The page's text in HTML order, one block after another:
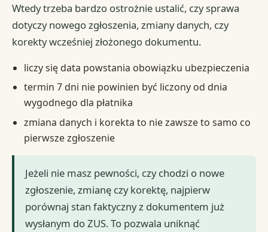
Wtedy trzeba bardzo ostrożnie ustalić, czy sprawa
dotyczy nowego zgłoszenia, zmiany danych, czy
korekty wcześniej złożonego dokumentu.
liczy się data powstania obowiązku ubezpieczenia
termin 7 dni nie powinien być liczony od dnia
wygodnego dla płatnika
zmiana danych i korekta to nie zawsze to samo co
pierwsze zgłoszenie
Jeżeli nie masz pewności, czy chodzi o nowe
zgłoszenie, zmianę czy korektę, najpierw
porównaj stan faktyczny z dokumentem już
wysłanym do ZUS. To pozwala uniknąć